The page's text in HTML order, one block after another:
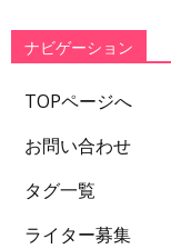
ー
ナビゲーション
TOPページへ
お問い合わせ
タグ一覧
ライター募集